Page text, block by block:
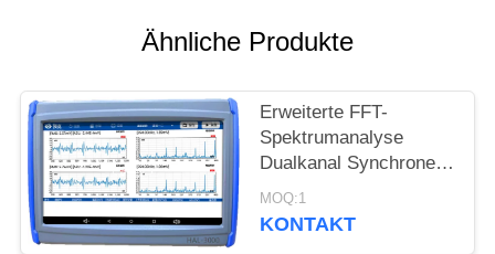
POLICY
Ähnliche Produkte
Erweiterte FFT-
Spektrumanalyse
Dualkanal Synchroner
Akustische-Emissions-
Ventilleckage-Detektor
MOQ:1
KONTAKT